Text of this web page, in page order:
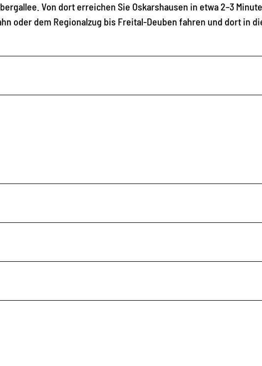
Von dort erreichen Sie Oskarshausen in etwa 2–3
oder dem Regionalzug bis Freital-Deuben fahren und dort in